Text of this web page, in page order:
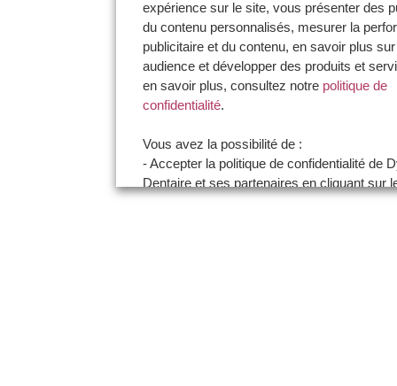
expérience sur le site, vous présenter des
du contenu personnalisés, mesurer la
publicitaire et du contenu, en savoir plus
audience et développer des produits et
en savoir plus, consultez notre politique de
confidentialité.
Vous avez la possibilité de :
- Accepter la politique de confidentialité de
Dentaire et ses partenaires en cliquant sur